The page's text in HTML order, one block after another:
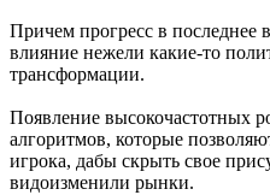
Причем прогресс в последнее
влияние нежели какие-то
трансформации.
Появление высокочастотных
алгоритмов, которые
игрока, дабы скрыть свое
видоизменили рынки.